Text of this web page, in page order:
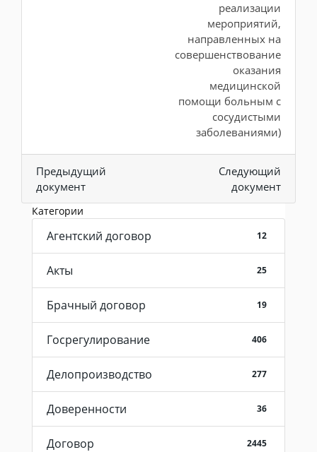
реализации
мероприятий,
направленных на
совершенствование
оказания
медицинской
помощи больным с
сосудистыми
заболеваниями)
Предыдущий
документ
Следующий
документ
Категории
Агентский договор 12
Акты 25
Брачный договор 19
Госрегулирование 406
Делопроизводство 277
Доверенности 36
Договор 2445